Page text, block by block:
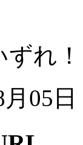
ずれ
月05